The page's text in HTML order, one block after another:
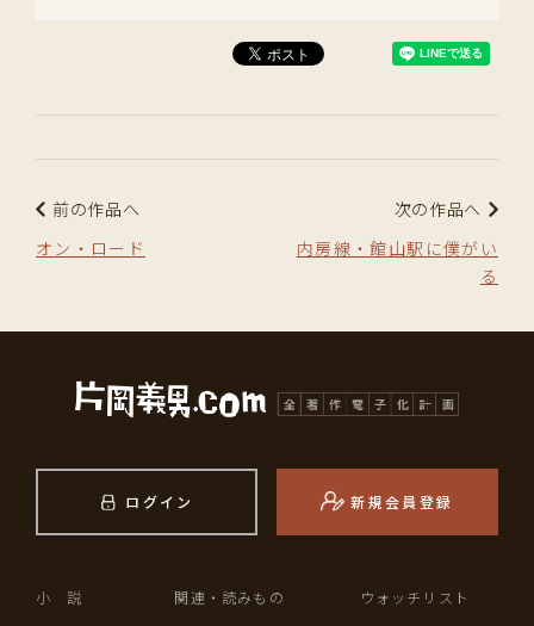
前の作品へ
オン・ロード
次の作品へ
内房線・館山駅に僕がい
る
ログイン 新規会員登録
小 説 関連・読みもの ウォッチリスト